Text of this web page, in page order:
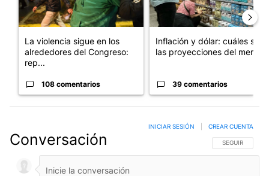
La violencia sigue en los
alrededores del Congreso:
rep...
108 comentarios
Inflación y dólar: cuáles son
las proyecciones del merc...
39 comentarios
Conversación SIGA ESTA
SEGUIR
INICIAR SESIÓN CREAR CUENTA